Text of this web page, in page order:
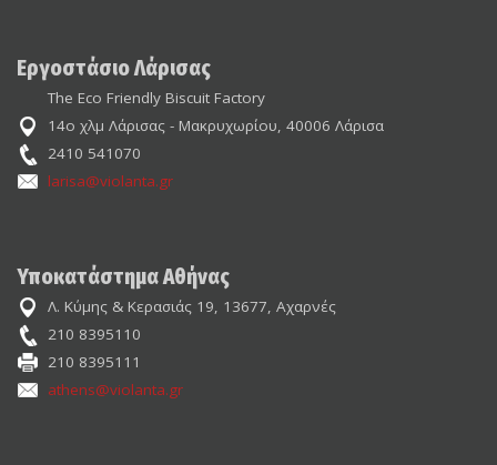
Εργοστάσιο Λάρισας
The Eco Friendly Biscuit Factory
14ο χλμ Λάρισας - Μακρυχωρίου, 40006 Λάρισα
2410 541070
larisa@violanta.gr
Υποκατάστημα Αθήνας
Λ. Κύμης & Κερασιάς 19, 13677, Αχαρνές
210 8395110
210 8395111
athens@violanta.gr